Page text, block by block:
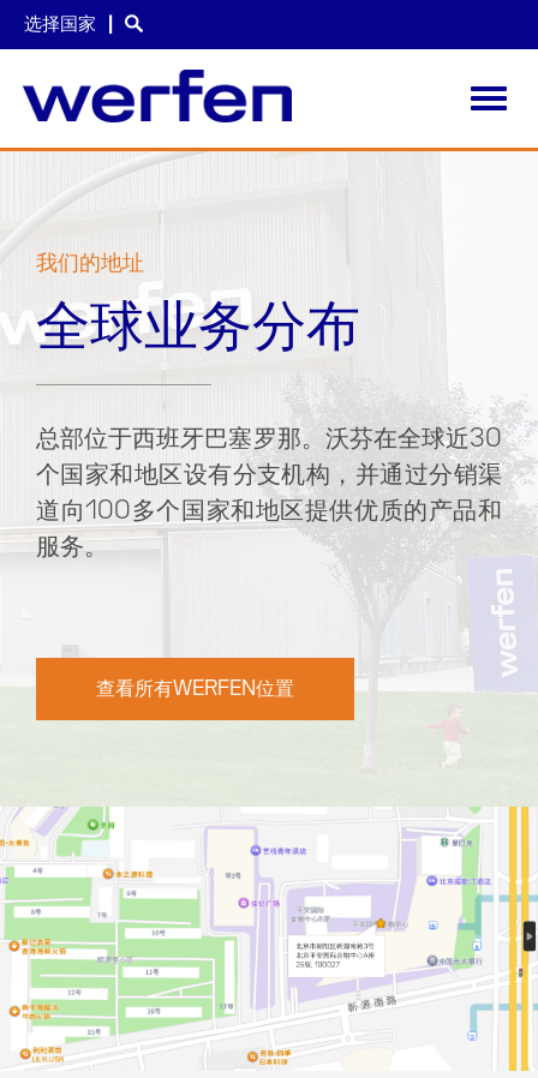
选择国家
主
我们的地址
全球业务分布
总部位于西班牙巴塞罗那。沃芬在全球近30
个国家和地区设有分支机构，并通过分销渠
道向100多个国家和地区提供优质的产品和
服务。
查看所有WERFEN位置